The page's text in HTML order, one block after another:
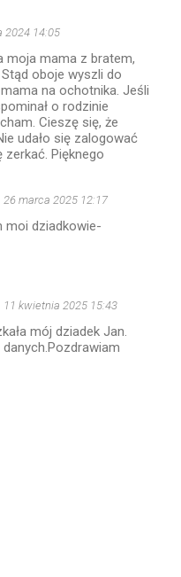
2024 14:05
moja mama z bratem,
oboje wyszli do
na ochotnika. Jeśli
o rodzinie
Cieszę się, że
udało się zalogować
zerkać. Pięknego
26 marca 2025 12:17
moi dziadkowie-
11 kwietnia 2025 15:43
mój dziadek Jan.